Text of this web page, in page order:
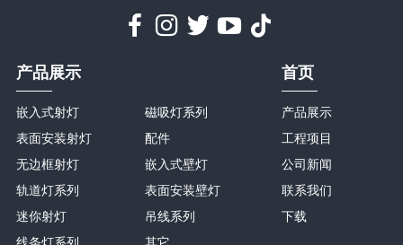
产品展示
嵌入式射灯
表面安装射灯
无边框射灯
轨道灯系列
迷你射灯
磁吸灯系列
配件
嵌入式壁灯
表面安装壁灯
吊线系列
首页
产品展示
工程项目
公司新闻
联系我们
下载